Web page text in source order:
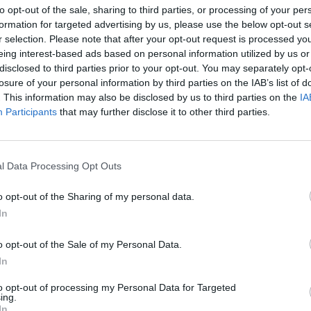
opt-out of the sale, sharing to third parties, or processing of your
for targeted advertising by us, please use the below opt-out
selection. Please note that after your opt-out request is processed
interest-based ads based on personal information utilized by us
to third parties prior to your opt-out. You may separately
of your personal information by third parties on the IAB’s list of
This information may also be disclosed by us to third parties on the
Participants that may further disclose it to other third parties.
Data Processing Opt Outs
opt-out of the Sharing of my personal data.
opt-out of the Sale of my Personal Data.
opt-out of processing my Personal Data for Targeted
prieš dvi savaites, laukiančiųjų sąrašas
Reporteris tik Lrytas.TV
„Sodas ir daržas“ laidoje – veiksmingas
į
„Žinios“ 2026-08-08